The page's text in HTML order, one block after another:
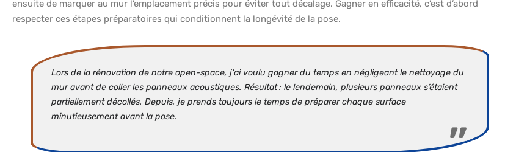
ensuite de marquer au mur l’emplacement précis pour éviter tout décalage. Gagner en efficacité, c’est d’abord
respecter ces étapes préparatoires qui conditionnent la longévité de la pose.
Lors de la rénovation de notre open-space, j’ai voulu gagner du temps en négligeant le nettoyage du
mur avant de coller les panneaux acoustiques. Résultat : le lendemain, plusieurs panneaux s’étaient
partiellement décollés. Depuis, je prends toujours le temps de préparer chaque surface
minutieusement avant la pose.